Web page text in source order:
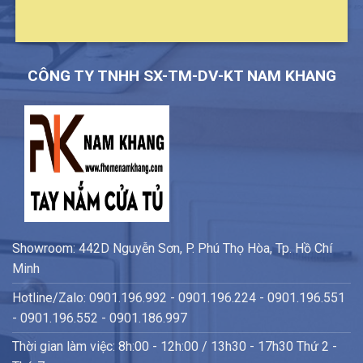
CÔNG TY TNHH SX-TM-DV-KT NAM KHANG
Showroom: 442D Nguyễn Sơn, P. Phú Thọ Hòa, Tp. Hồ Chí
Minh
Hotline/Zalo: 0901.196.992 - 0901.196.224 - 0901.196.551
- 0901.196.552 - 0901.186.997
Thời gian làm việc: 8h:00 - 12h:00 / 13h30 - 17h30 Thứ 2 -